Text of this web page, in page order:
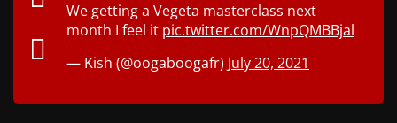
We getting a Vegeta masterclass next
month I feel it pic.twitter.com/WnpQMBBjal
— Kish (@oogaboogafr) July 20, 2021